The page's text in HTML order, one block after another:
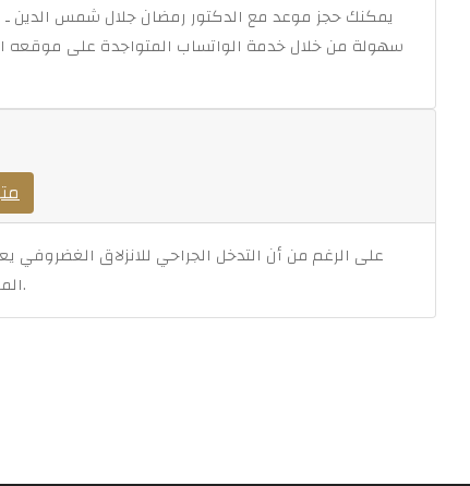
يمكنك حجز موعد مع الدكتور رمضان جلال شمس الدين
سهولة من خلال خدمة الواتساب المتواجدة على موقعه
على الرغم من أن التدخل الجراحي للانزلاق الغضروفي
المريض بتحسن ملحوظ من خلال العلاجات الغير جراحية.